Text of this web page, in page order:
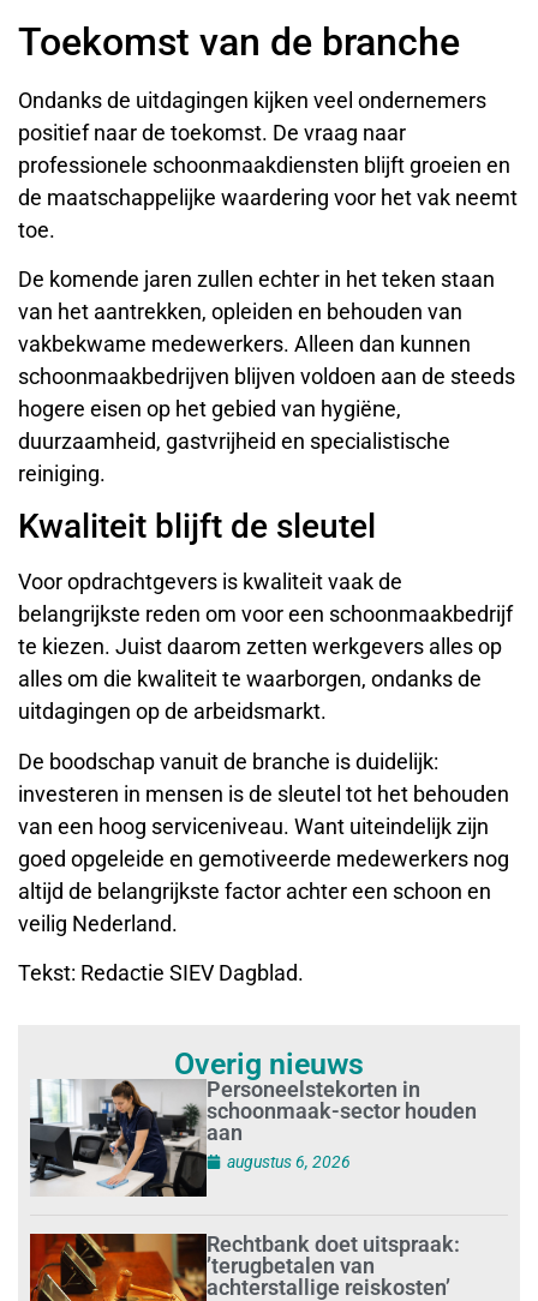
Toekomst van de branche
Ondanks de uitdagingen kijken veel ondernemers
positief naar de toekomst. De vraag naar
professionele schoonmaakdiensten blijft groeien en
de maatschappelijke waardering voor het vak neemt
toe.
De komende jaren zullen echter in het teken staan
van het aantrekken, opleiden en behouden van
vakbekwame medewerkers. Alleen dan kunnen
schoonmaakbedrijven blijven voldoen aan de steeds
hogere eisen op het gebied van hygiëne,
duurzaamheid, gastvrijheid en specialistische
reiniging.
Kwaliteit blijft de sleutel
Voor opdrachtgevers is kwaliteit vaak de
belangrijkste reden om voor een schoonmaakbedrijf
te kiezen. Juist daarom zetten werkgevers alles op
alles om die kwaliteit te waarborgen, ondanks de
uitdagingen op de arbeidsmarkt.
De boodschap vanuit de branche is duidelijk:
investeren in mensen is de sleutel tot het behouden
van een hoog serviceniveau. Want uiteindelijk zijn
goed opgeleide en gemotiveerde medewerkers nog
altijd de belangrijkste factor achter een schoon en
veilig Nederland.
Tekst: Redactie SIEV Dagblad.
Overig nieuws
Personeelstekorten in
schoonmaak-sector houden
aan
augustus 6, 2026
Rechtbank doet uitspraak:
’terugbetalen van
achterstallige reiskosten’